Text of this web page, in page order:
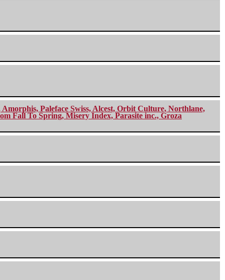
Paleface Swiss, Alcest, Orbit Culture, Northlane,
Fall To Spring, Misery Index, Parasite inc., Groza